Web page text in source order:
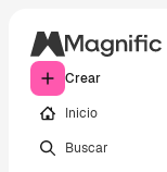
Crear
Inicio
Buscar